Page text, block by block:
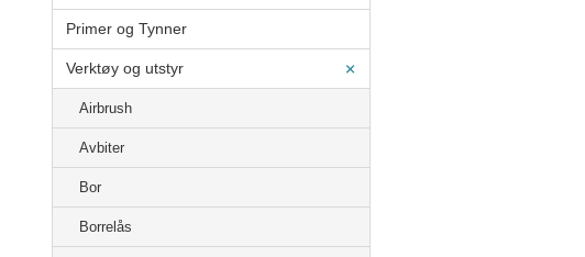
Primer og Tynner
Verktøy og utstyr
Airbrush
Avbiter
Bor
Borrelås